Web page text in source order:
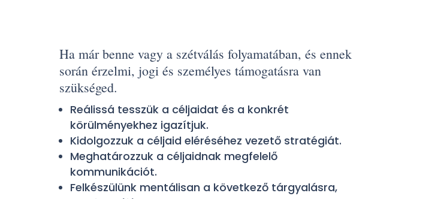
Ha már benne vagy a szétválás folyamatában, és ennek
során érzelmi, jogi és személyes támogatásra van
szükséged.
Reálissá tesszük a céljaidat és a konkrét
körülményekhez igazítjuk.
Kidolgozzuk a céljaid eléréséhez vezető stratégiát.
Meghatározzuk a céljaidnak megfelelő
kommunikációt.
Felkészülünk mentálisan a következő tárgyalásra,